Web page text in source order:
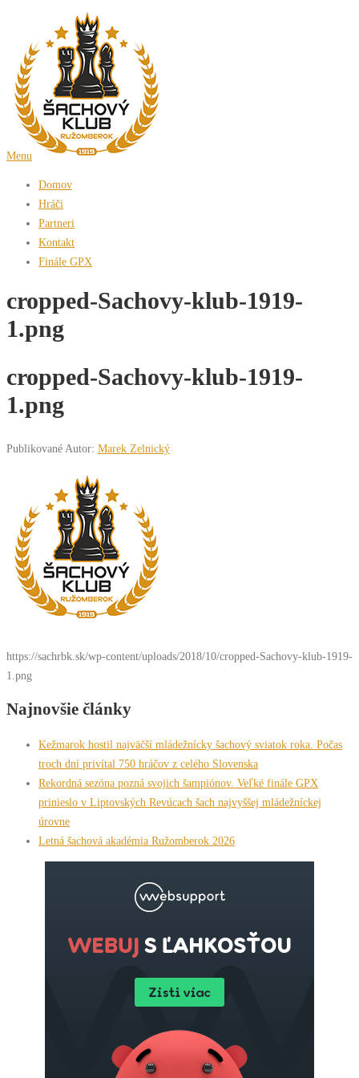
obsah
Menu
Domov
Hráči
Partneri
Kontakt
Finále GPX
cropped-Sachovy-klub-1919-
1.png
cropped-Sachovy-klub-1919-
1.png
Publikované Autor: Marek Zelnický
https://sachrbk.sk/wp-content/uploads/2018/10/cropped-Sachovy-klub-1919-
1.png
Najnovšie články
Kežmarok hostil najväčší mládežnícky šachový sviatok roka. Počas
troch dní privítal 750 hráčov z celého Slovenska
Rekordná sezóna pozná svojich šampiónov. Veľké finále GPX
prinieslo v Liptovských Revúcach šach najvyššej mládežníckej
úrovne
Letná šachová akadémia Ružomberok 2026